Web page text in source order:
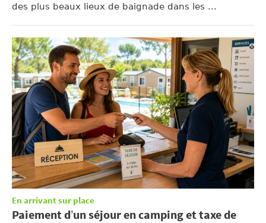
des plus beaux lieux de baignade dans les ...
En arrivant sur place
Paiement d’un séjour en camping et taxe de